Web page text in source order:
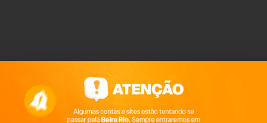
Produtos relacionados